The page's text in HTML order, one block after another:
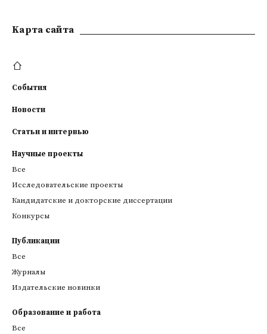
Kарта сайта
События
Новости
Статьи и интервью
Научные проекты
Все
Исследовательские проекты
Кандидатские и докторские диссертации
Конкурсы
Публикации
Все
Журналы
Издательские новинки
Образование и работа
Все